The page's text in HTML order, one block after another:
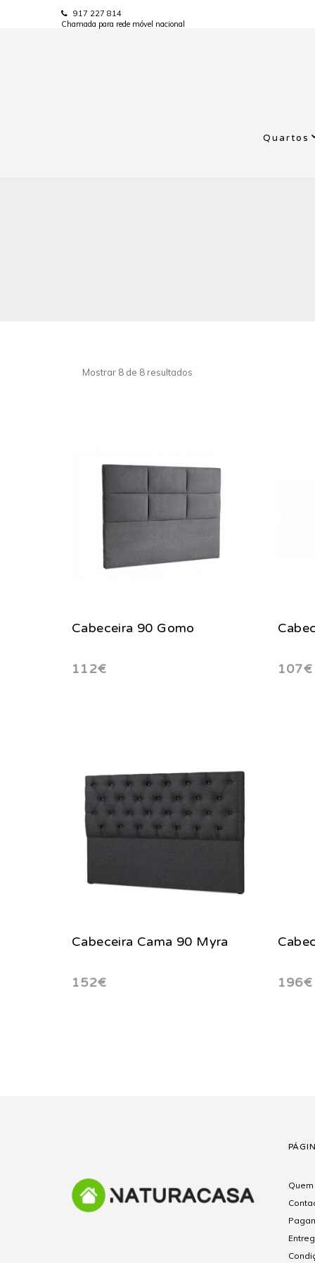
917 227 814
Chamada para rede móvel nacional
Quartos
Mostrar 8 de 8 resultados
Cabeceira 90 Gomo
112€ 107€
Cabeceira Cama 90 Myra
152€ 196€